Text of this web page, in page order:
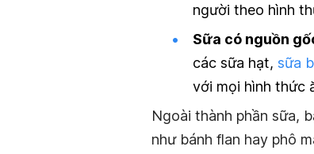
người theo hình
Sữa có nguồn
các sữa hạt, sữa
với mọi hình thức
Ngoài thành phần sữa,
như bánh flan hay phô